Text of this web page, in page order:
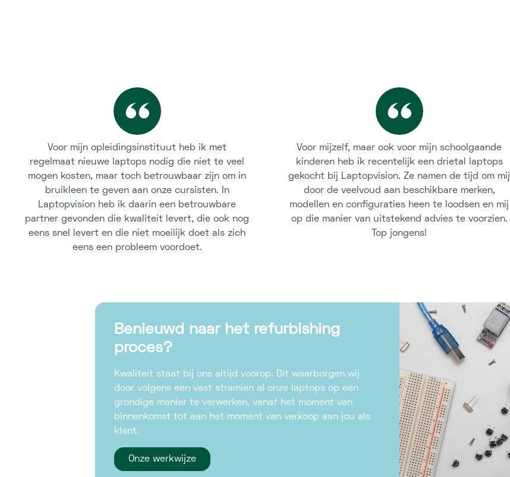
Voor mijn opleidingsinstituut heb ik met
regelmaat nieuwe laptops nodig die niet te veel
mogen kosten, maar toch betrouwbaar zijn om in
bruikleen te geven aan onze cursisten. In
Laptopvision heb ik daarin een betrouwbare
partner gevonden die kwaliteit levert, die ook nog
eens snel levert en die niet moeilijk doet als zich
eens een probleem voordoet.
Voor mijzelf, maar ook voor mijn schoolgaande
kinderen heb ik recentelijk een drietal laptops
gekocht bij Laptopvision. Ze namen de tijd om mij
door de veelvoud aan beschikbare merken,
modellen en configuraties heen te loodsen en mij
op die manier van uitstekend advies te voorzien.
Top jongens!
Benieuwd naar het refurbishing
proces?
Kwaliteit staat bij ons altijd voorop. Dit waarborgen wij
door volgens een vast stramien al onze laptops op een
grondige manier te verwerken, vanaf het moment van
binnenkomst tot aan het moment van verkoop aan jou als
klant.
Onze werkwijze